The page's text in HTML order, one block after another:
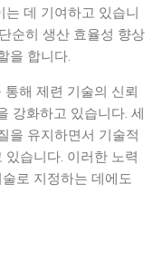
데 기여하고 있습니
순히 생산 효율성 향상
을 합니다.
해 제련 기술의 신뢰
강화하고 있습니다. 세
을 유지하면서 기술적
습니다. 이러한 노력
로 지정하는 데에도